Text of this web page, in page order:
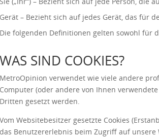
Gerät – Bezieht sich auf jedes Gerät, das für
Die folgenden Definitionen gelten sowohl für
WAS SIND COOKIES?
MetroOpinion verwendet wie viele andere
Computer (oder andere von Ihnen
Dritten gesetzt werden.
Vom Websitebesitzer gesetzte Cookies
das Benutzererlebnis beim Zugriff auf unsere